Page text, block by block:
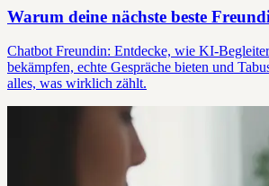
Warum deine nächste beste
Chatbot Freundin: Entdecke, wie KI-
bekämpfen, echte Gespräche bieten und
alles, was wirklich zählt.